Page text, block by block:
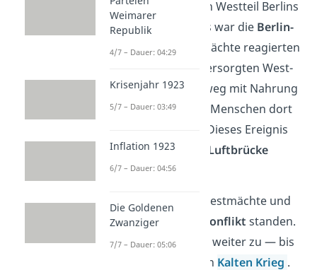
Dabei riegelte sie den Westteil Berlins
fast komplett ab. Das war die Berlin-
Blockade. Die Westmächte reagierten
schnell darauf und versorgten West-
Berlin über den Luftweg mit Nahrung
und Kohle, damit die Menschen dort
nicht verhungerten. Dieses Ereignis
kannst du dir als die
Luftbrücke
merken.
Du siehst, dass die Westmächte und
die Sowjetunion im
Konflikt standen.
Er spitzte sich immer weiter zu — bis
hin zum sogenannten Kalten Krieg .
Weimarer
Republik
4/7 – Dauer: 04:29
Krisenjahr 1923
5/7 – Dauer: 03:49
Inflation 1923
6/7 – Dauer: 04:56
Die Goldenen
Zwanziger
7/7 – Dauer: 05:06